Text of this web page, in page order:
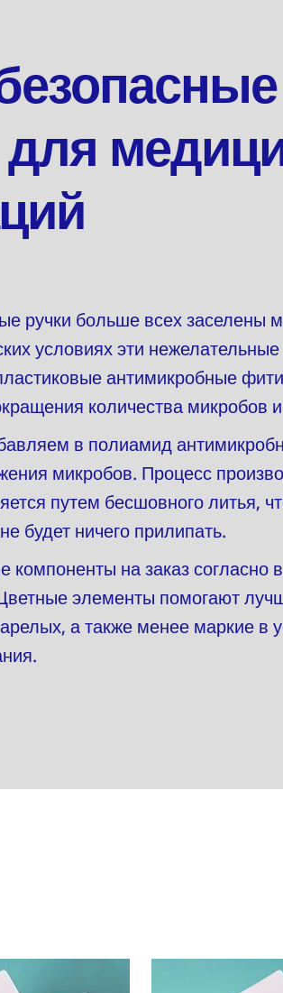
ручки больше всех заселены
условиях эти
антимикробные
количества микробов
в полиамид
микробов. Процесс
путем бесшовного литья,
будет ничего прилипать.
на заказ согласно
элементы помогают
а также менее маркие в